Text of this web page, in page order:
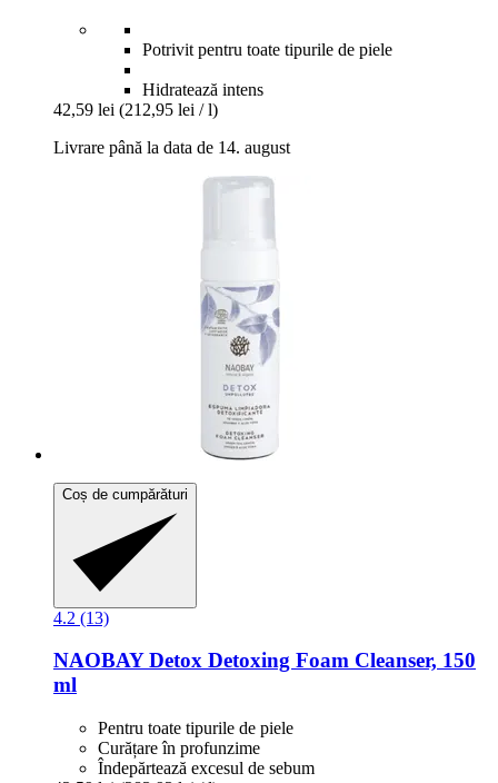
Potrivit pentru toate tipurile de piele
Hidratează intens
42,59 lei (212,95 lei / l)
Livrare până la data de 14. august
Coș de cumpărături
4.2 (13)
NAOBAYDetox Detoxing Foam Cleanser, 150
ml
Pentru toate tipurile de piele
Curățare în profunzime
Îndepărtează excesul de sebum